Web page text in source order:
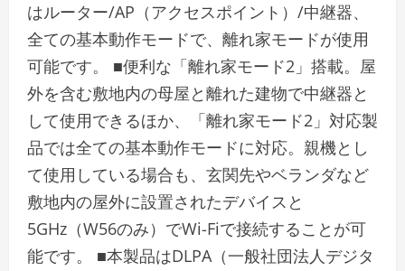
はルーター/AP（アクセスポイント）/中継器、
全ての基本動作モードで、離れ家モードが使用
可能です。 ■便利な「離れ家モード2」搭載。屋
外を含む敷地内の母屋と離れた建物で中継器と
して使用できるほか、「離れ家モード2」対応製
品では全ての基本動作モードに対応。親機とし
て使用している場合も、玄関先やベランダなど
敷地内の屋外に設置されたデバイスと
5GHz（W56のみ）でWi-Fiで接続することが可
能です。 ■本製品はDLPA（一般社団法人デジタ